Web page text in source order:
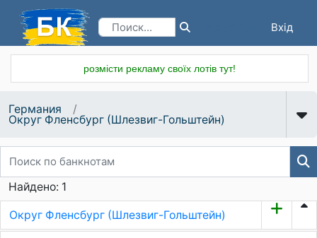
Вхід
розмісти рекламу своїх лотів тут!
Германия
Округ Фленсбург (Шлезвиг-Гольштейн)
Найдено: 1
Округ Фленсбург (Шлезвиг-Гольштейн)